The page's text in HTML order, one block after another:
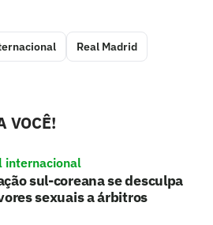
Real Madrid
VOCÊ!
internacional
sul-coreana se desculpa
sexuais a árbitros